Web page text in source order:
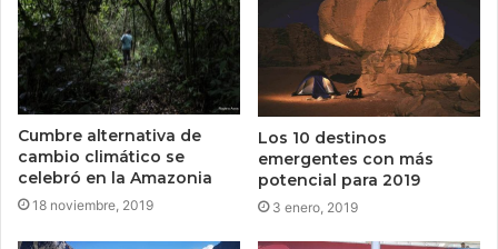
Cumbre alternativa de
cambio climático se
celebró en la Amazonia
18 noviembre, 2019
Los 10 destinos
emergentes con más
potencial para 2019
3 enero, 2019